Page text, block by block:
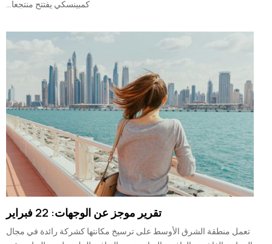
كمبينسكي يفتتح منتجعا...
تقرير موجز عن الوجهات: 22 فبراير
تعمل منطقة الشرق الأوسط على ترسيخ مكانتها كشركة رائدة في مجال